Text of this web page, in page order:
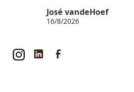
José vandeHoef
16/8/2026